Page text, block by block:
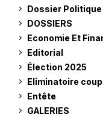
Dossier Politique
DOSSIERS
Economie Et
Editorial
Élection 2025
Eliminatoire
Entête
GALERIES